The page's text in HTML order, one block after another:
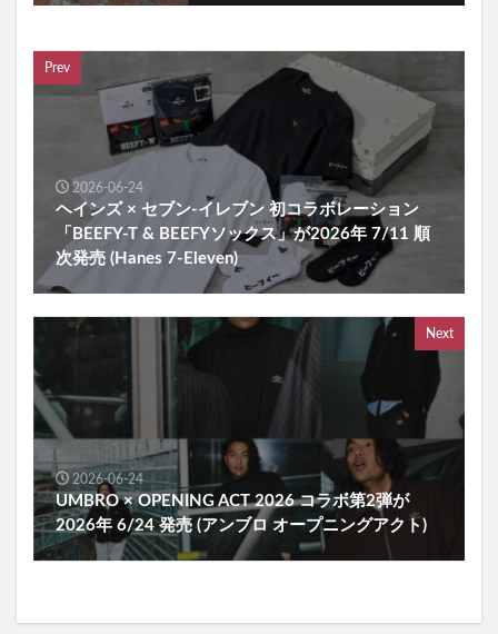
Prev
2026-06-24
ヘインズ × セブン-イレブン 初コラボレーション
「BEEFY-T & BEEFYソックス」が2026年 7/11 順
次発売 (Hanes 7-Eleven)
Next
2026-06-24
UMBRO × OPENING ACT 2026 コラボ第2弾が
2026年 6/24 発売 (アンブロ オープニングアクト)